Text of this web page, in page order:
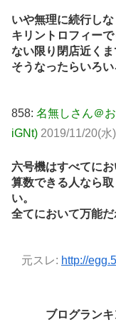
いや無理に続行し
キリントロフィー
ない限り閉店近く
そうなったらいろ
858: 名無しさん＠
iGNt) 2019/11/20(
六号機はすべてに
算数できる人なら
い。
全てにおいて万能だ
元スレ: http://
ブログラン